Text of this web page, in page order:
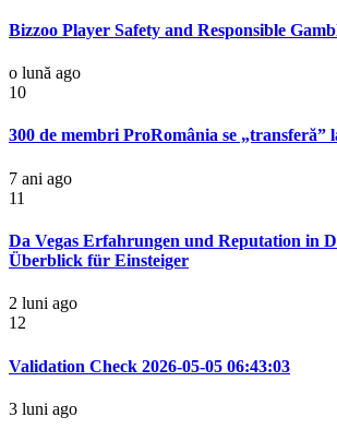
Bizzoo Player Safety and Responsible
o lună ago
10
300 de membri ProRomânia se „transferă”
7 ani ago
11
Da Vegas Erfahrungen und Reputation in
Überblick für Einsteiger
2 luni ago
12
Validation Check 2026-05-05 06:43:03
3 luni ago